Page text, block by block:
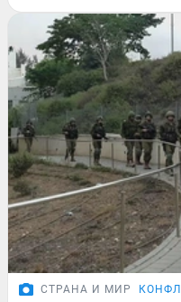
СТРАНА И МИР